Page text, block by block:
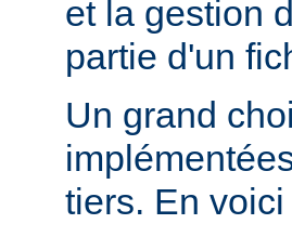
et la gestion
partie d'un
Un grand
tiers. En